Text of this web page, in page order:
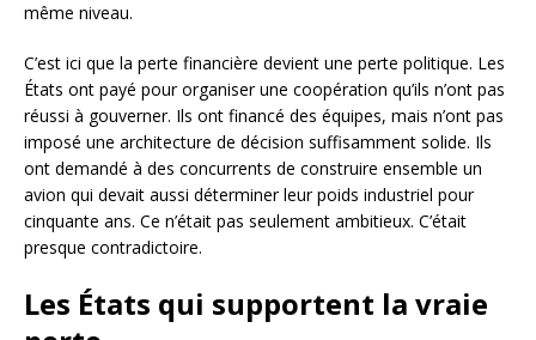
même niveau.
C’est ici que la perte financière devient une perte politique. Les
États ont payé pour organiser une coopération qu’ils n’ont pas
réussi à gouverner. Ils ont financé des équipes, mais n’ont pas
imposé une architecture de décision suffisamment solide. Ils
ont demandé à des concurrents de construire ensemble un
avion qui devait aussi déterminer leur poids industriel pour
cinquante ans. Ce n’était pas seulement ambitieux. C’était
presque contradictoire.
Les États qui supportent la vraie